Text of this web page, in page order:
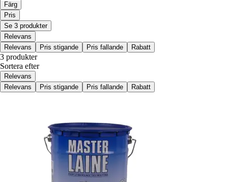
Färg
Pris
Se 3 produkter
Relevans
Relevans
Pris stigande Pris fallande Rabatt
3 produkter
Sortera efter
Relevans
Relevans
Pris stigande Pris fallande Rabatt